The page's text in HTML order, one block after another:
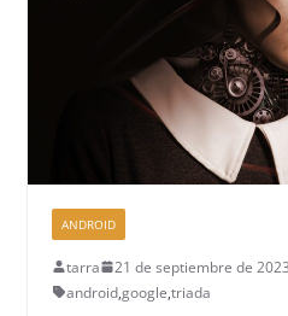
ANDROID
tarra 21 de septiembre de 2023
android,google,triada